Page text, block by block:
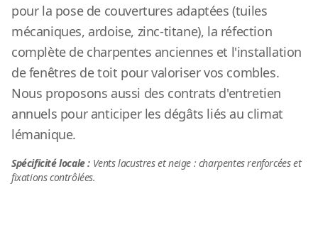
pour la pose de couvertures adaptées (tuiles
mécaniques, ardoise, zinc-titane), la réfection
complète de charpentes anciennes et l'installation
de fenêtres de toit pour valoriser vos combles.
Nous proposons aussi des contrats d'entretien
annuels pour anticiper les dégâts liés au climat
lémanique.
Spécificité locale : Vents lacustres et neige : charpentes renforcées et
fixations contrôlées.